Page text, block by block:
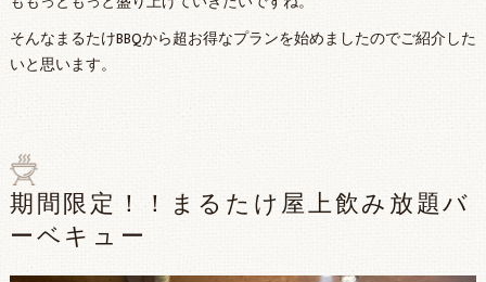
そんなまるたけBBQから超お得なプランを始めましたのでご紹介した
いと思います。
期間限定！！まるたけ屋上飲み放題バ
ーベキュー